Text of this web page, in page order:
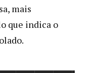
mais
que indica o